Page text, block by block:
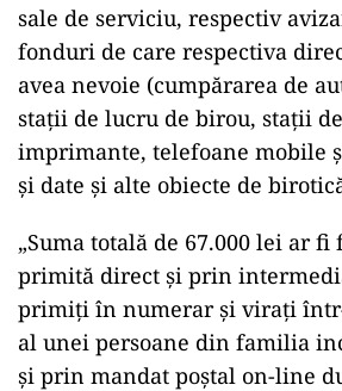
sale de serviciu, respectiv
fonduri de care respectiva
avea nevoie (cumpărarea de
staţii de lucru de birou, staţii
imprimante, telefoane mobile
şi date şi alte obiecte de
„Suma totală de 67.000 lei ar fi
primită direct şi prin
primiţi în numerar şi viraţi
al unei persoane din familia
şi prin mandat poştal on-line